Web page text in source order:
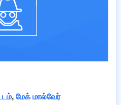
, மேக் மால்வேர்